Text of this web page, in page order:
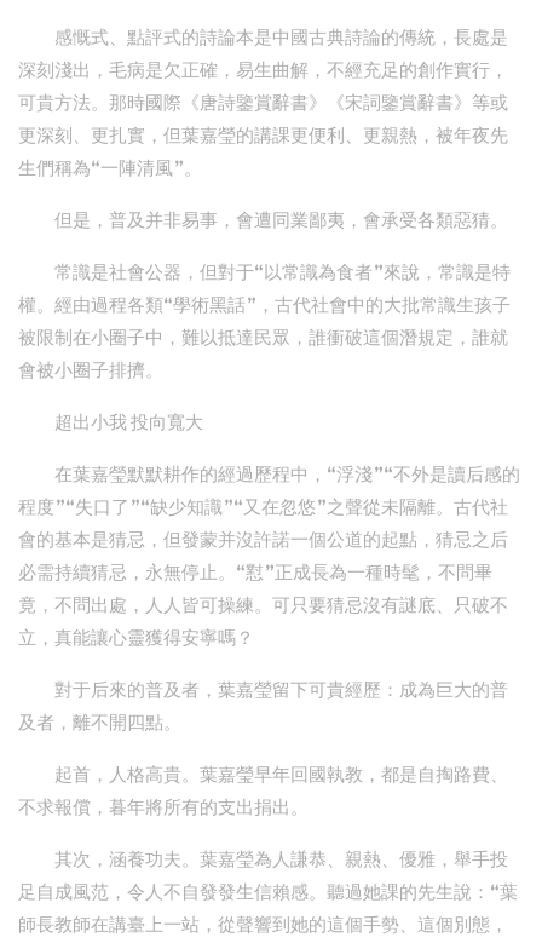
感慨式、點評式的詩論本是中國古典詩論的傳統，長處是
深刻淺出，毛病是欠正確，易生曲解，不經充足的創作實行，
可貴方法。那時國際《唐詩鑒賞辭書》《宋詞鑒賞辭書》等或
更深刻、更扎實，但葉嘉瑩的講課更便利、更親熱，被年夜先
生們稱為“一陣清風”。
但是，普及并非易事，會遭同業鄙夷，會承受各類惡猜。
常識是社會公器，但對于“以常識為食者”來說，常識是特
權。經由過程各類“學術黑話”，古代社會中的大批常識生孩子
被限制在小圈子中，難以抵達民眾，誰衝破這個潛規定，誰就
會被小圈子排擠。
超出小我 投向寬大
在葉嘉瑩默默耕作的經過歷程中，“浮淺”“不外是讀后感的
程度”“失口了”“缺少知識”“又在忽悠”之聲從未隔離。古代社
會的基本是猜忌，但發蒙并沒許諾一個公道的起點，猜忌之后
必需持續猜忌，永無停止。“懟”正成長為一種時髦，不問畢
竟，不問出處，人人皆可操練。可只要猜忌沒有謎底、只破不
立，真能讓心靈獲得安寧嗎？
對于后來的普及者，葉嘉瑩留下可貴經歷：成為巨大的普
及者，離不開四點。
起首，人格高貴。葉嘉瑩早年回國執教，都是自掏路費、
不求報償，暮年將所有的支出捐出。
其次，涵養功夫。葉嘉瑩為人謙恭、親熱、優雅，舉手投
足自成風范，令人不自發發生信賴感。聽過她課的先生說：“葉
師長教師在講臺上一站，從聲響到她的這個手勢、這個別態，